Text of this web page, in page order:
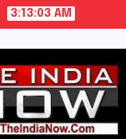
3:13:05 AM